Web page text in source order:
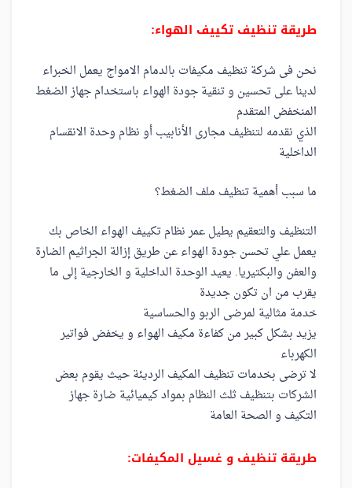
طريقة تنظيف تكييف الهواء:
نحن فى شركة تنظيف مكيفات بالدمام الامواج يعمل الخبراء
لدينا على تحسين و تنقية جودة الهواء باستخدام جهاز الضغط
المنخفض المتقدم
الذي نقدمه لتنظيف مجارى الأنابيب أو نظام وحدة الانقسام
الداخلية
ما سبب أهمية تنظيف ملف الضغط؟
التنظيف والتعقيم يطيل عمر نظام تكييف الهواء الخاص بك
يعمل علي تحسن جودة الهواء عن طريق إزالة الجراثيم الضارة
والعفن والبكتيريا. يعيد الوحدة الداخلية و الخارجية إلى ما
يقرب من ان تكون جديدة
خدمة مثالية لمرضى الربو والحساسية
يزيد بشكل كبير من كفاءة مكيف الهواء و يخفض فواتير
الكهرباء
لا ترضى بخدمات تنظيف المكيف الرديئة حيث يقوم بعض
الشركات بتنظيف ثلث النظام بمواد كيميائية ضارة جهاز
التكيف و الصحة العامة
طريقة تنظيف و غسيل المكيفات: